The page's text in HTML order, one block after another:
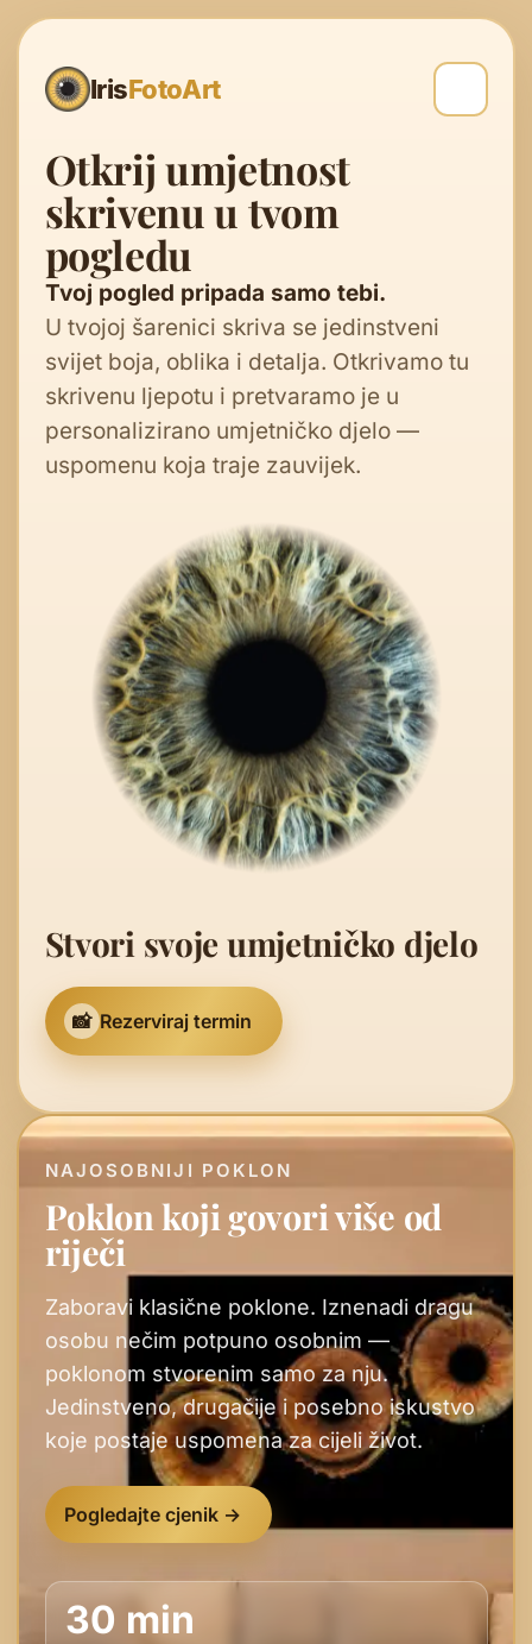
IrisFotoArt
Otkrij umjetnost
skrivenu u tvom
pogledu
Tvoj pogled pripada samo tebi.
U tvojoj šarenici skriva se jedinstveni
svijet boja, oblika i detalja. Otkrivamo tu
skrivenu ljepotu i pretvaramo je u
personalizirano umjetničko djelo —
uspomenu koja traje zauvijek.
Stvori svoje umjetničko djelo
📸 Rezerviraj termin
NAJOSOBNIJI POKLON
Poklon koji govori više od
riječi
Zaboravi klasične poklone. Iznenadi dragu
osobu nečim potpuno osobnim —
poklonom stvorenim samo za nju.
Jedinstveno, drugačije i posebno iskustvo
koje postaje uspomena za cijeli život.
Pogledajte cjenik →
30 min